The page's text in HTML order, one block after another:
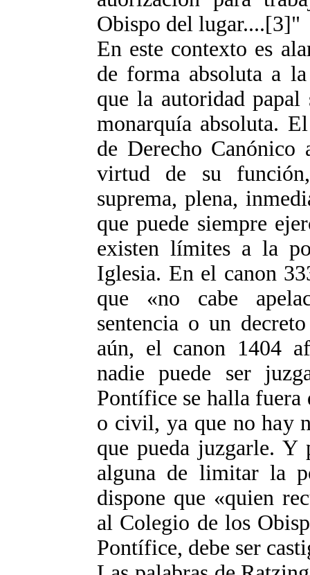
Obispo del lugar....[3]"
En este contexto es
de forma absoluta a
que la autoridad
monarquía absoluta.
de Derecho
virtud de su
suprema, plena,
que puede siempre
existen límites a la
Iglesia. En el canon
que «no cabe
sentencia o un
aún, el canon 1404
nadie puede ser
Pontífice se halla fuera
o civil, ya que no hay
que pueda juzgarle. Y
alguna de limitar la
dispone que «quien
al Colegio de los
Pontífice, debe ser